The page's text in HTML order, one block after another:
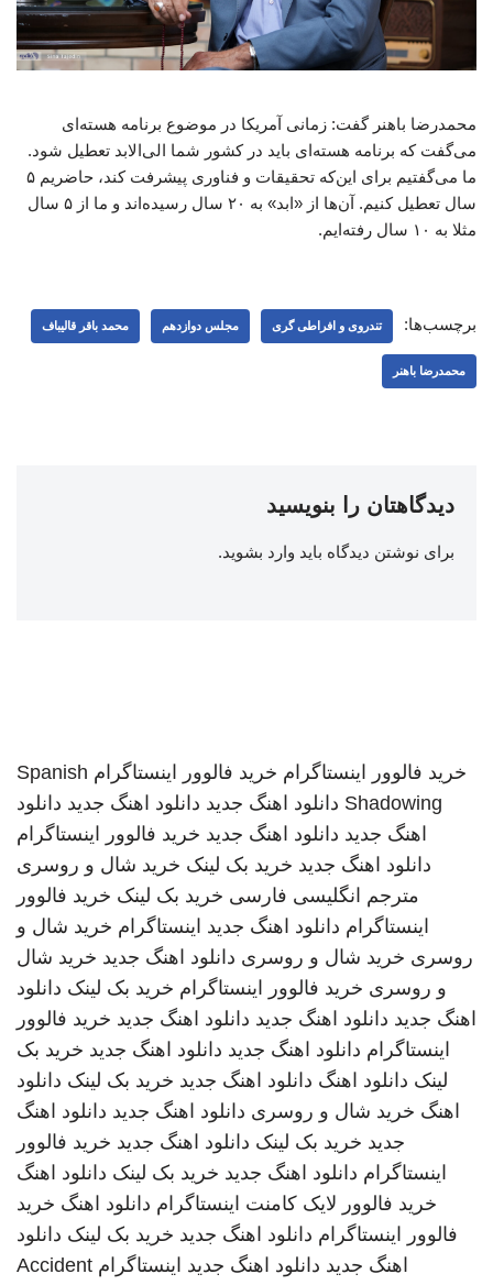
محمدرضا باهنر گفت: زمانی آمریکا در موضوع برنامه هسته‌ای
می‌گفت که برنامه هسته‌ای باید در کشور شما الی‌الابد تعطیل شود.
ما می‌گفتیم برای این‌که تحقیقات و فناوری پیشرفت کند، حاضریم ۵
سال تعطیل کنیم. آن‌ها از «ابد» به ۲۰ سال رسیده‌اند و ما از ۵ سال
مثلا به ۱۰ سال رفته‌ایم.
برچسب‌ها: تندروی و افراطی گری مجلس دوازدهم محمد باقر قالیباف
محمدرضا باهنر
دیدگاهتان را بنویسید
برای نوشتن دیدگاه باید وارد بشوید.
خرید فالوور اینستاگرام خرید فالوور اینستاگرام Spanish
Shadowing دانلود اهنگ جدید دانلود اهنگ جدید دانلود
اهنگ جدید دانلود اهنگ جدید خرید فالوور اینستاگرام
دانلود اهنگ جدید خرید بک لینک خرید شال و روسری
مترجم انگلیسی فارسی خرید بک لینک خرید فالوور
اینستاگرام دانلود اهنگ جدید اینستاگرام خرید شال و
روسری خرید شال و روسری دانلود اهنگ جدید خرید شال
و روسری خرید فالوور اینستاگرام خرید بک لینک دانلود
اهنگ جدید دانلود اهنگ جدید دانلود اهنگ جدید خرید فالوور
اینستاگرام دانلود اهنگ جدید دانلود اهنگ جدید خرید بک
لینک دانلود اهنگ دانلود اهنگ جدید خرید بک لینک دانلود
اهنگ خرید شال و روسری دانلود اهنگ جدید دانلود اهنگ
جدید خرید بک لینک دانلود اهنگ جدید خرید فالوور
اینستاگرام دانلود اهنگ جدید خرید بک لینک دانلود اهنگ
خرید فالوور لایک کامنت اینستاگرام دانلود اهنگ خرید
فالوور اینستاگرام دانلود اهنگ جدید خرید بک لینک دانلود
اهنگ جدید دانلود اهنگ جدید اینستاگرام Accident